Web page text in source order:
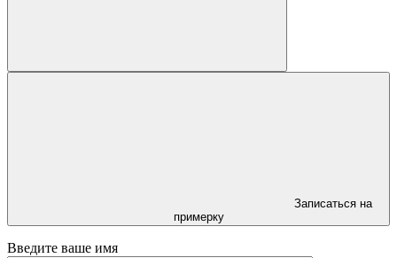
Записаться на
примерку
Введите ваше имя